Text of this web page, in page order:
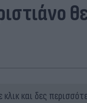
κλικ και δες